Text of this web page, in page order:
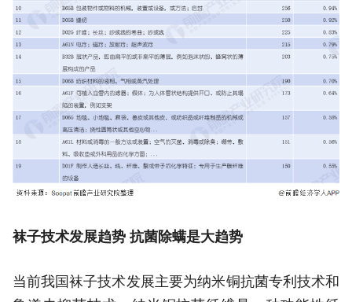
袜子技术发展趋势 抗菌除螨是大趋势
当前我国袜子技术发展主要为纳米铜抗菌专利技术和